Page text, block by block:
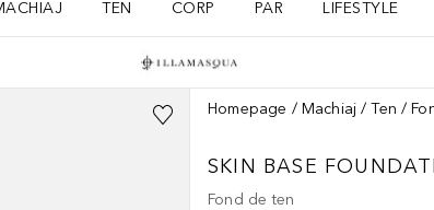
TEN
CORP
PAR
LIFESTYLE
Homepage Machiaj Ten
SKIN BASE
Fond de ten